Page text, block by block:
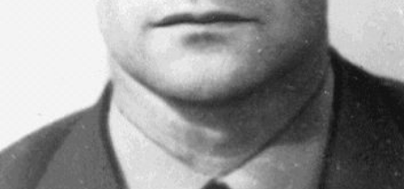
Секція суспільних і гуманітарних наук
Установи при Президії
Ради, комітети та комісії
Наукові центри МОН та НАН України
Громадські організації